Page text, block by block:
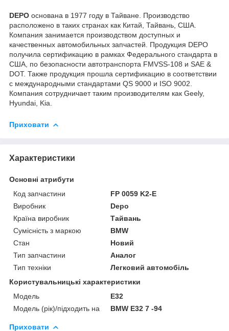
DEPO основана в 1977 году в Тайване. Производство
расположено в таких странах как Китай, Тайвань, США.
Компания занимается производством доступных и
качественных автомобильных запчастей. Продукция DEPO
получила сертификацию в рамках Федерального стандарта в
США, по безопасности автотранспорта FMVSS-108 и SAE &
DOT. Также продукция прошла сертификацию в соответствии
с международными стандартами QS 9000 и ISO 9002.
Компания сотрудничает таким производителям как Geely,
Hyundai, Kia.
Приховати
Характеристики
Основні атрибути
Код запчастини
FP 0059 K2-E
Виробник
Depo
Країна виробник
Тайвань
Сумісність з маркою
BMW
Стан
Новий
Тип запчастини
Аналог
Тип техніки
Легковий автомобіль
Користувальницькі характеристики
Мoдель
E32
Модель (рік)/підходить на
BMW E32 7 -94
Приховати